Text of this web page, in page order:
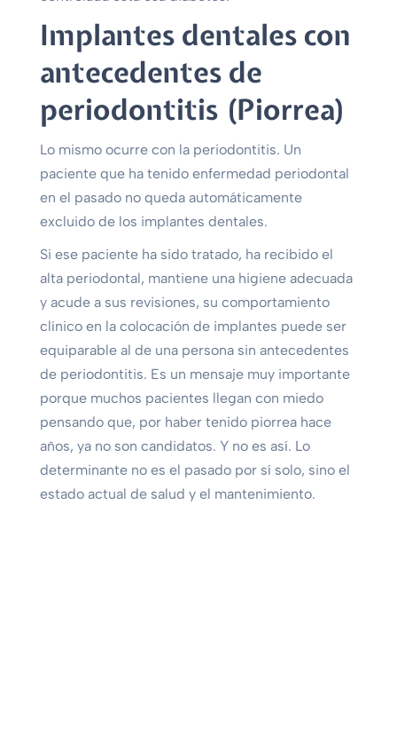
Implantes dentales con
antecedentes de
periodontitis (Piorrea)
Lo mismo ocurre con la periodontitis. Un
paciente que ha tenido enfermedad periodontal
en el pasado no queda automáticamente
excluido de los implantes dentales.
Si ese paciente ha sido tratado, ha recibido el
alta periodontal, mantiene una higiene adecuada
y acude a sus revisiones, su comportamiento
clínico en la colocación de implantes puede ser
equiparable al de una persona sin antecedentes
de periodontitis. Es un mensaje muy importante
porque muchos pacientes llegan con miedo
pensando que, por haber tenido piorrea hace
años, ya no son candidatos. Y no es así. Lo
determinante no es el pasado por sí solo, sino el
estado actual de salud y el mantenimiento.